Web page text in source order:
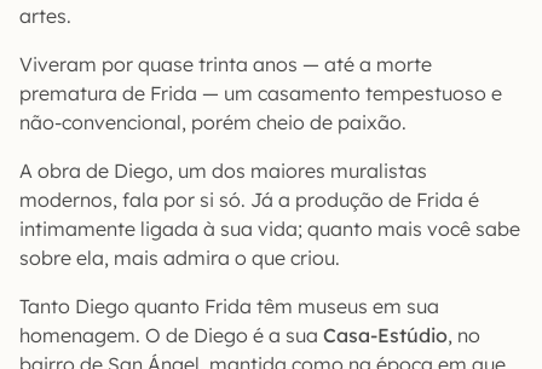
artes.
Viveram por quase trinta anos — até a morte
prematura de Frida — um casamento tempestuoso e
não-convencional, porém cheio de paixão.
A obra de Diego, um dos maiores muralistas
modernos, fala por si só. Já a produção de Frida é
intimamente ligada à sua vida; quanto mais você sabe
sobre ela, mais admira o que criou.
Tanto Diego quanto Frida têm museus em sua
homenagem. O de Diego é a sua Casa-Estúdio, no
bairro de San Ángel, mantida como na época em que